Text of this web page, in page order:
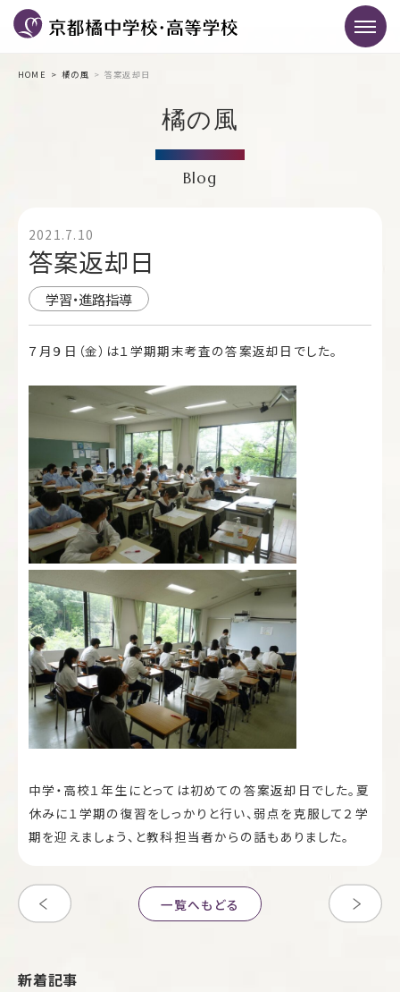
HOME 橘の風 答案返却日
橘の風
Blog
2021.7.10
答案返却日
学習・進路指導
７月９日（金）は１学期期末考査の答案返却日でした。
中学・高校１年生にとっては初めての答案返却日でした。夏
休みに１学期の復習をしっかりと行い、弱点を克服して２学
期を迎えましょう、と教科担当者からの話もありました。
一覧へもどる
新着記事